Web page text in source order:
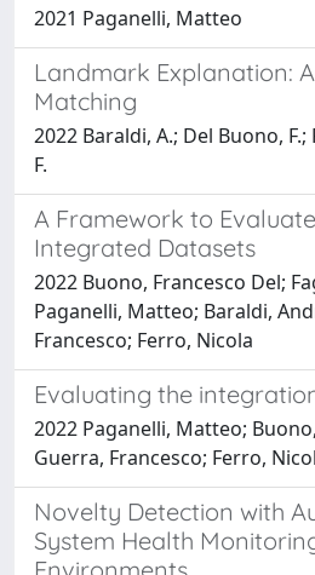
2021 Paganelli, Matteo
Landmark Explanation:
Matching
2022 Baraldi, A.; Del Buono,
F.
A Framework to
Integrated Datasets
2022 Buono, Francesco Del;
Paganelli, Matteo; Baraldi,
Francesco; Ferro, Nicola
Evaluating the
2022 Paganelli, Matteo;
Guerra, Francesco; Ferro,
Novelty Detection with
System Health